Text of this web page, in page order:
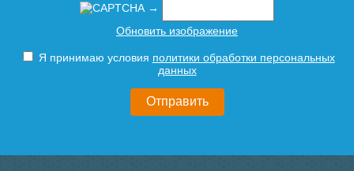
→
Обновить изображение
Я принимаю условия политики обработки персональных
данных